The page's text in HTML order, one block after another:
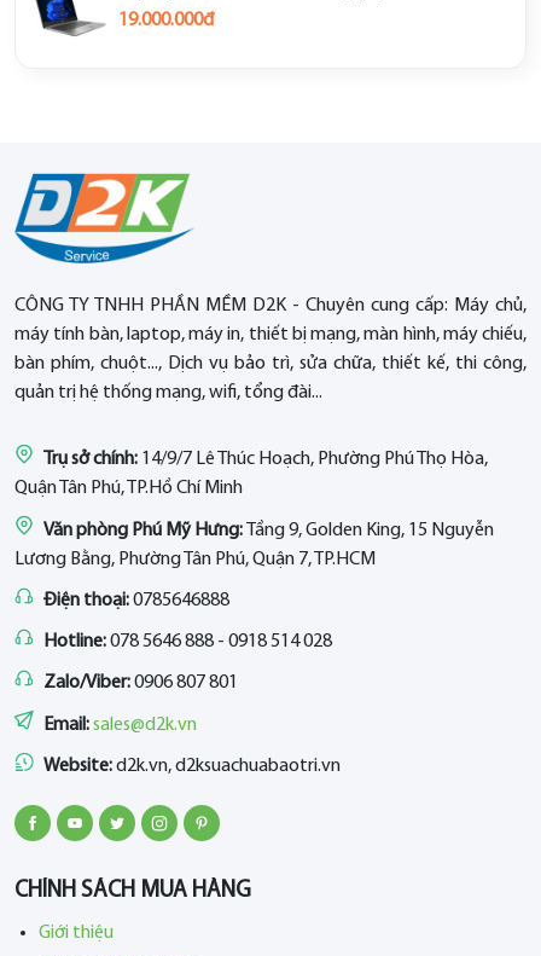
19.000.000đ
CÔNG TY TNHH PHẦN MỀM D2K - Chuyên cung cấp: Máy chủ,
máy tính bàn, laptop, máy in, thiết bị mạng, màn hình, máy chiếu,
bàn phím, chuột..., Dịch vụ bảo trì, sửa chữa, thiết kế, thi công,
quản trị hệ thống mạng, wifi, tổng đài...
Trụ sở chính: 14/9/7 Lê Thúc Hoạch, Phường Phú Thọ Hòa,
Quận Tân Phú, TP.Hồ Chí Minh
Văn phòng Phú Mỹ Hưng:
Tầng 9, Golden King, 15 Nguyễn
Lương Bằng, Phường Tân Phú, Quận 7, TP.HCM
Điện thoại:0785646888
Hotline:078 5646 888 - 0918 514 028
Zalo/Viber:0906 807 801
Email:sales@d2k.vn
Website:d2k.vn, d2ksuachuabaotri.vn
CHÍNH SÁCH MUA HÀNG
Giới thiệu